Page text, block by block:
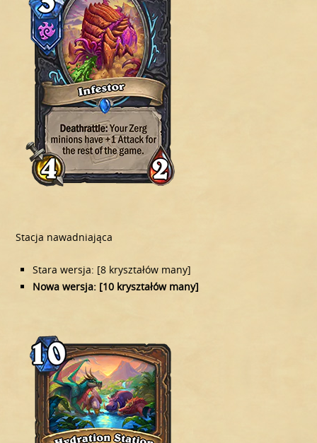
Stacja nawadniająca
Stara wersja: [8 kryształów many]
Nowa wersja: [10 kryształów many]